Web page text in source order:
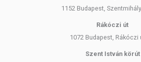
1152 Budapest,
Rákóczi út
1072 Budapest, Rákóczi
Szent István körút